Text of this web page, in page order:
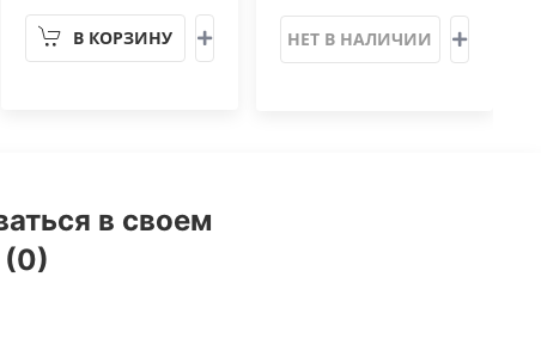
В КОРЗИНУ НЕТ В НАЛИЧИИ
в своем
(0)